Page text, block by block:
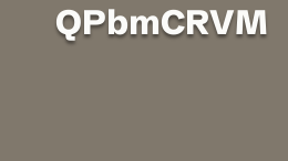
QPbmCRVM